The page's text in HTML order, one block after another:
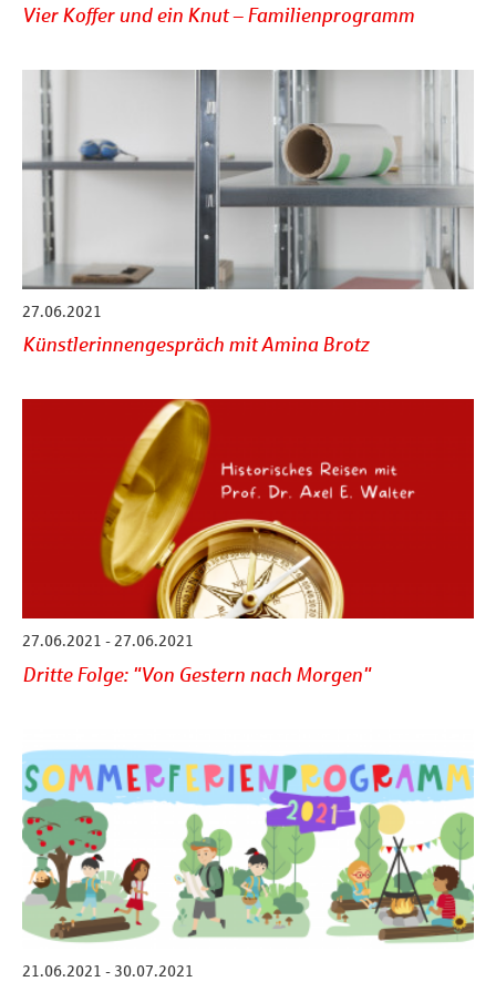
Vier Koffer und ein Knut – Familienprogramm
27.06.2021
Künstlerinnengespräch mit Amina Brotz
27.06.2021 - 27.06.2021
Dritte Folge: "Von Gestern nach Morgen"
21.06.2021 - 30.07.2021